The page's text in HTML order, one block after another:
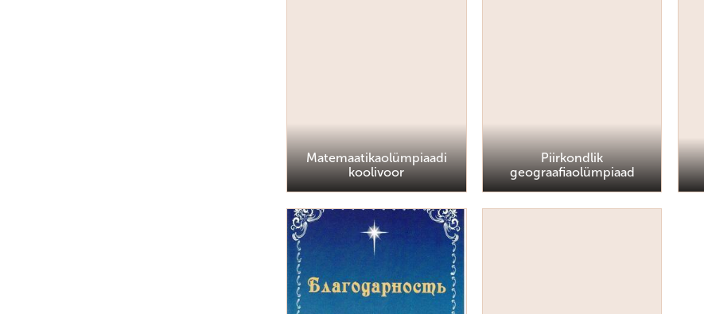
Matemaatikaolümpiaadi
koolivoor
Piirkondlik
geograafiaolümpiaad